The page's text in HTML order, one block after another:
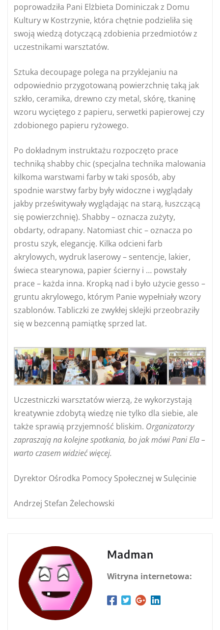
poprowadziła Pani Elżbieta Dominiczakz Domu
Kultury w Kostrzynie, która chętnie podzieliła się
swoją wiedzą dotyczącą zdobienia przedmiotów z
uczestnikami warsztatów.
Sztuka decoupage polega na przyklejaniu na
odpowiednio przygotowaną powierzchnię taką jak
szkło, ceramika, drewno czy metal, skórę, tkaninę
wzoru wyciętego z papieru, serwetki papierowej czy
zdobionego papieru ryżowego.
Po dokładnym instruktażu rozpoczęto prace
techniką shabby chic (specjalna technika malowania
kilkoma warstwami farby w taki sposób, aby
spodnie warstwy farby były widoczne i wyglądały
jakby prześwitywały wyglądając na starą, łuszczącą
się powierzchnię). Shabby – oznacza zużyty,
obdarty, odrapany. Natomiast chic – oznacza po
prostu szyk, elegancję. Kilka odcieni farb
akrylowych, wydruk laserowy – sentencje, lakier,
świeca stearynowa, papier ścierny i … powstały
prace – każda inna. Kropką nad i było użycie gesso –
gruntu akrylowego, którym Panie wypełniały wzory
szablonów. Tabliczki ze zwykłej sklejki przeobraziły
się w bezcenną pamiątkę sprzed lat.
Uczestniczki warsztatów wierzą, że wykorzystają
kreatywnie zdobytą wiedzę nie tylko dla siebie, ale
także sprawią przyjemność bliskim. Organizatorzy
zapraszają na kolejne spotkania, bo jak mówi Pani Ela –
warto czasem widzieć więcej.
Dyrektor Ośrodka Pomocy Społecznej w Sulęcinie
Andrzej Stefan Żelechowski
Madman
Witryna internetowa: